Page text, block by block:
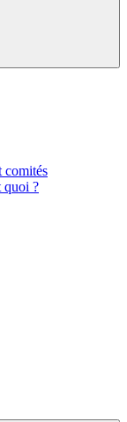
comités
quoi ?